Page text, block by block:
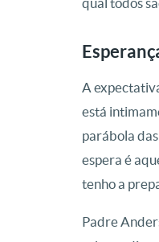
A
está
parábola
espera é
tenho a
Padre